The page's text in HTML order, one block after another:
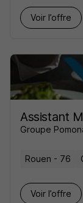
Voir l’offre
Assistant
Groupe
Rouen - 76
Voir l’offre